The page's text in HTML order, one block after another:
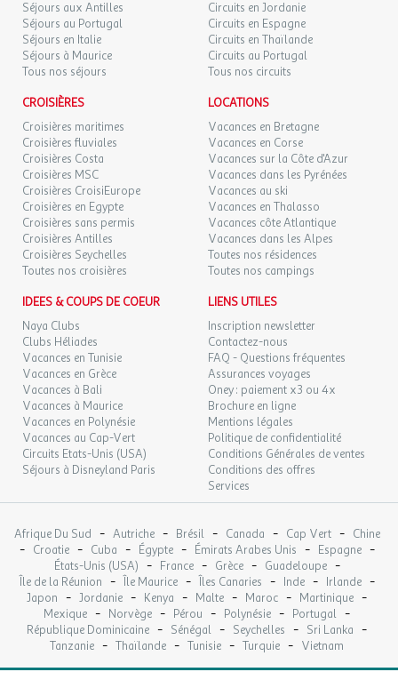
Séjours aux Antilles
Séjours au Portugal
Séjours en Italie
Séjours à Maurice
Tous nos séjours
Circuits en Jordanie
Circuits en Espagne
Circuits en Thaïlande
Circuits au Portugal
Tous nos circuits
CROISIÈRES
Croisières maritimes
Croisières fluviales
Croisières Costa
Croisières MSC
Croisières CroisiEurope
Croisières en Egypte
Croisières sans permis
Croisières Antilles
Croisières Seychelles
Toutes nos croisières
LOCATIONS
Vacances en Bretagne
Vacances en Corse
Vacances sur la Côte d'Azur
Vacances dans les Pyrénées
Vacances au ski
Vacances en Thalasso
Vacances côte Atlantique
Vacances dans les Alpes
Toutes nos résidences
Toutes nos campings
IDEES & COUPS DE COEUR
Naya Clubs
Clubs Héliades
Vacances en Tunisie
Vacances en Grèce
Vacances à Bali
Vacances à Maurice
Vacances en Polynésie
Vacances au Cap-Vert
Circuits Etats-Unis (USA)
Séjours à Disneyland Paris
LIENS UTILES
Inscription newsletter
Contactez-nous
FAQ - Questions fréquentes
Assurances voyages
Oney : paiement x3 ou 4x
Brochure en ligne
Mentions légales
Politique de confidentialité
Conditions Générales de ventes
Conditions des offres
Services
Afrique Du Sud - Autriche - Brésil - Canada - Cap Vert - Chine
- Croatie - Cuba - Égypte - Émirats Arabes Unis - Espagne -
États-Unis (USA) - France - Grèce - Guadeloupe -
Île de la Réunion - Île Maurice - Îles Canaries - Inde - Irlande -
Japon - Jordanie - Kenya - Malte - Maroc - Martinique -
Mexique - Norvège - Pérou - Polynésie - Portugal -
République Dominicaine - Sénégal - Seychelles - Sri Lanka -
Tanzanie - Thaïlande - Tunisie - Turquie - Vietnam